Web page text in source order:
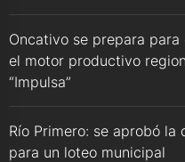
Oncativo se prepara
el motor productivo
“Impulsa”
Río Primero: se aprobó la
para un loteo municipal